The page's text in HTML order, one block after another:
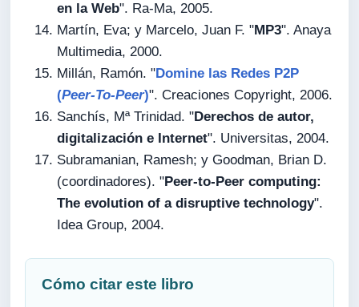
en la Web". Ra-Ma, 2005.
Martín, Eva; y Marcelo, Juan F. "MP3". Anaya
Multimedia, 2000.
Millán, Ramón. "Domine las Redes P2P
(Peer-To-Peer)". Creaciones Copyright, 2006.
Sanchís, Mª Trinidad. "Derechos de autor,
digitalización e Internet". Universitas, 2004.
Subramanian, Ramesh; y Goodman, Brian D.
(coordinadores). "Peer-to-Peer computing:
The evolution of a disruptive technology".
Idea Group, 2004.
Cómo citar este libro